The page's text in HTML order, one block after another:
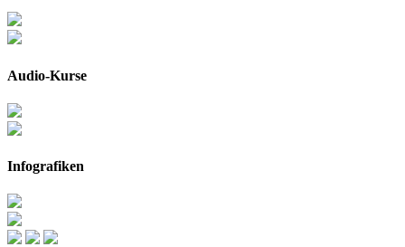
Audio-Kurse
Infografiken